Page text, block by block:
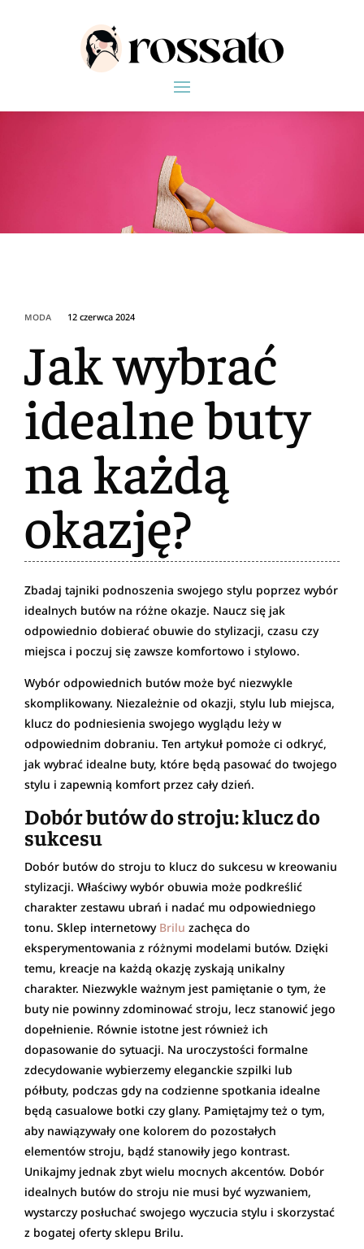
MODA 12 czerwca 2024
Jak wybrać
idealne buty
na każdą
okazję?
Zbadaj tajniki podnoszenia swojego stylu poprzez wybór
idealnych butów na różne okazje. Naucz się jak
odpowiednio dobierać obuwie do stylizacji, czasu czy
miejsca i poczuj się zawsze komfortowo i stylowo.
Wybór odpowiednich butów może być niezwykle
skomplikowany. Niezależnie od okazji, stylu lub miejsca,
klucz do podniesienia swojego wyglądu leży w
odpowiednim dobraniu. Ten artykuł pomoże ci odkryć,
jak wybrać idealne buty, które będą pasować do twojego
stylu i zapewnią komfort przez cały dzień.
Dobór butów do stroju: klucz do
sukcesu
Dobór butów do stroju to klucz do sukcesu w kreowaniu
stylizacji. Właściwy wybór obuwia może podkreślić
charakter zestawu ubrań i nadać mu odpowiedniego
tonu. Sklep internetowy Brilu zachęca do
eksperymentowania z różnymi modelami butów. Dzięki
temu, kreacje na każdą okazję zyskają unikalny
charakter. Niezwykle ważnym jest pamiętanie o tym, że
buty nie powinny zdominować stroju, lecz stanowić jego
dopełnienie. Równie istotne jest również ich
dopasowanie do sytuacji. Na uroczystości formalne
zdecydowanie wybierzemy eleganckie szpilki lub
półbuty, podczas gdy na codzienne spotkania idealne
będą casualowe botki czy glany. Pamiętajmy też o tym,
aby nawiązywały one kolorem do pozostałych
elementów stroju, bądź stanowiły jego kontrast.
Unikajmy jednak zbyt wielu mocnych akcentów. Dobór
idealnych butów do stroju nie musi być wyzwaniem,
wystarczy posłuchać swojego wyczucia stylu i skorzystać
z bogatej oferty sklepu Brilu.